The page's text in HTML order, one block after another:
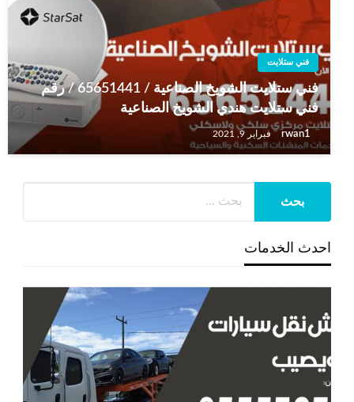
فني ستلايت
فني ستلايت الشويخ الصناعية / 65651441 / رقم
فني ستلايت هندي الشويخ الصناعية
rwan1 فبراير 9, 2021
احدث الخدمات